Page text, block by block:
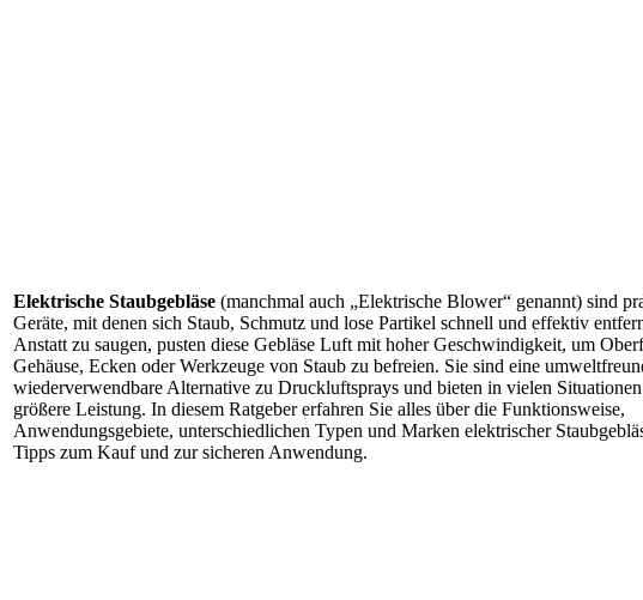
Elektrische Staubgebläse (manchmal auch „Elektrische Blower“ genannt) sind
Geräte, mit denen sich Staub, Schmutz und lose Partikel schnell und effektiv
Anstatt zu saugen, pusten diese Gebläse Luft mit hoher Geschwindigkeit, um
Gehäuse, Ecken oder Werkzeuge von Staub zu befreien. Sie sind eine
wiederverwendbare Alternative zu Druckluftsprays und bieten in vielen
größere Leistung. In diesem Ratgeber erfahren Sie alles über die Funktionsweise,
Anwendungsgebiete, unterschiedlichen Typen und Marken elektrischer
Tipps zum Kauf und zur sicheren Anwendung.